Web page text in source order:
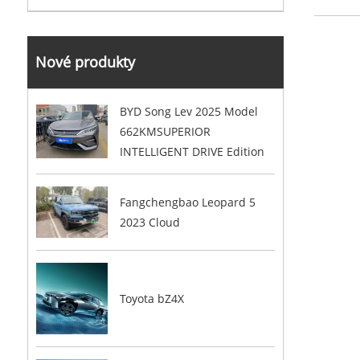
Nové produkty
BYD Song Lev 2025 Model
662KMSUPERIOR
INTELLIGENT DRIVE Edition
Fangchengbao Leopard 5
2023 Cloud
Toyota bZ4X